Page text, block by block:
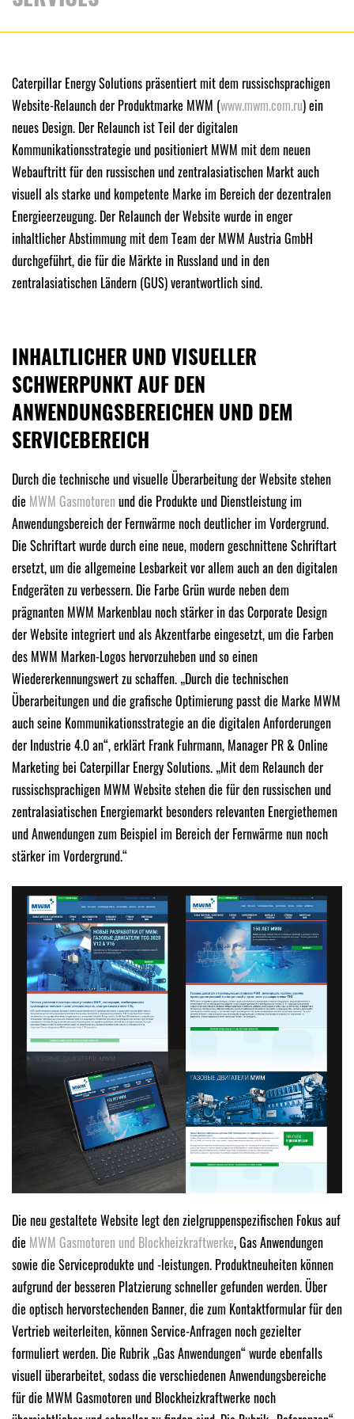
Caterpillar Energy Solutions präsentiert mit dem russischsprachigen
Website-Relaunch der Produktmarke MWM (www.mwm.com.ru) ein
neues Design. Der Relaunch ist Teil der digitalen
Kommunikationsstrategie und positioniert MWM mit dem neuen
Webauftritt für den russischen und zentralasiatischen Markt auch
visuell als starke und kompetente Marke im Bereich der dezentralen
Energieerzeugung. Der Relaunch der Website wurde in enger
inhaltlicher Abstimmung mit dem Team der MWM Austria GmbH
durchgeführt, die für die Märkte in Russland und in den
zentralasiatischen Ländern (GUS) verantwortlich sind.
INHALTLICHER UND VISUELLER
SCHWERPUNKT AUF DEN
ANWENDUNGSBEREICHEN UND DEM
SERVICEBEREICH
Durch die technische und visuelle Überarbeitung der Website stehen
die MWM Gasmotoren und die Produkte und Dienstleistung im
Anwendungsbereich der Fernwärme noch deutlicher im Vordergrund.
Die Schriftart wurde durch eine neue, modern geschnittene Schriftart
ersetzt, um die allgemeine Lesbarkeit vor allem auch an den digitalen
Endgeräten zu verbessern. Die Farbe Grün wurde neben dem
prägnanten MWM Markenblau noch stärker in das Corporate Design
der Website integriert und als Akzentfarbe eingesetzt, um die Farben
des MWM Marken-Logos hervorzuheben und so einen
Wiedererkennungswert zu schaffen. „Durch die technischen
Überarbeitungen und die grafische Optimierung passt die Marke MWM
auch seine Kommunikationsstrategie an die digitalen Anforderungen
der Industrie 4.0 an“, erklärt Frank Fuhrmann, Manager PR & Online
Marketing bei Caterpillar Energy Solutions. „Mit dem Relaunch der
russischsprachigen MWM Website stehen die für den russischen und
zentralasiatischen Energiemarkt besonders relevanten Energiethemen
und Anwendungen zum Beispiel im Bereich der Fernwärme nun noch
stärker im Vordergrund.“
Die neu gestaltete Website legt den zielgruppenspezifischen Fokus auf
die MWM Gasmotoren und Blockheizkraftwerke, Gas Anwendungen
sowie die Serviceprodukte und -leistungen. Produktneuheiten können
aufgrund der besseren Platzierung schneller gefunden werden. Über
die optisch hervorstechenden Banner, die zum Kontaktformular für den
Vertrieb weiterleiten, können Service-Anfragen noch gezielter
formuliert werden. Die Rubrik „Gas Anwendungen“ wurde ebenfalls
visuell überarbeitet, sodass die verschiedenen Anwendungsbereiche
für die MWM Gasmotoren und Blockheizkraftwerke noch